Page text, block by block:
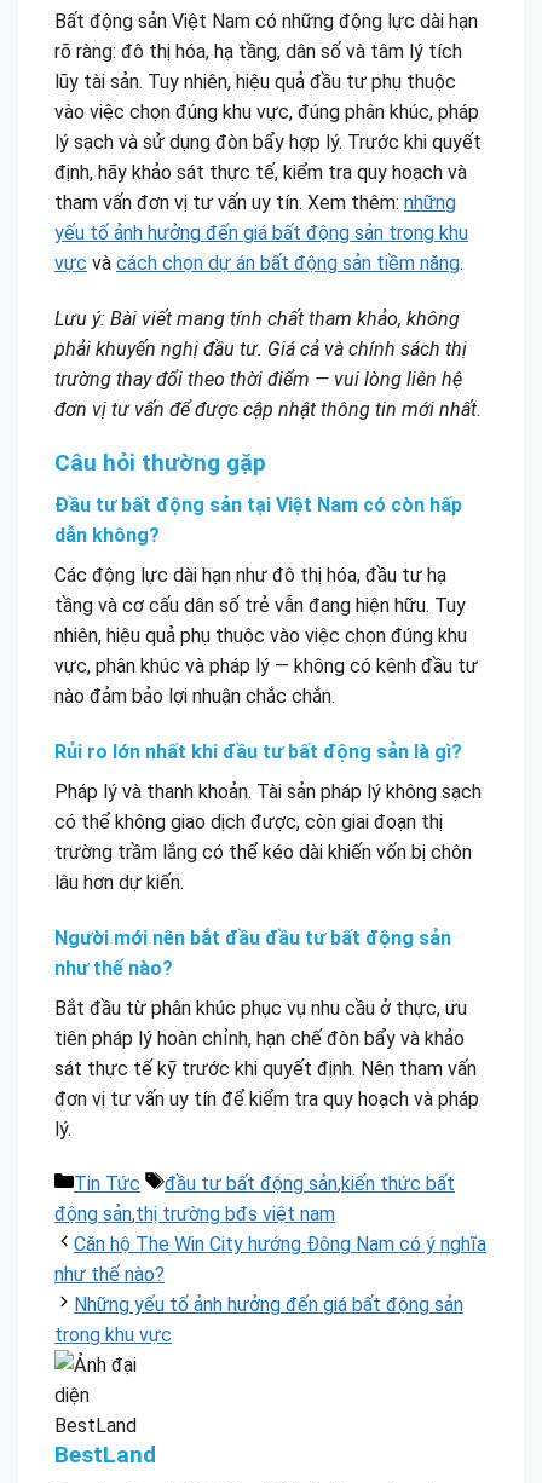
Bất động sản Việt Nam có những động lực dài hạn
rõ ràng: đô thị hóa, hạ tầng, dân số và tâm lý tích
lũy tài sản. Tuy nhiên, hiệu quả đầu tư phụ thuộc
vào việc chọn đúng khu vực, đúng phân khúc, pháp
lý sạch và sử dụng đòn bẩy hợp lý. Trước khi quyết
định, hãy khảo sát thực tế, kiểm tra quy hoạch và
tham vấn đơn vị tư vấn uy tín. Xem thêm: những
yếu tố ảnh hưởng đến giá bất động sản trong khu
vực và cách chọn dự án bất động sản tiềm năng.
Lưu ý: Bài viết mang tính chất tham khảo, không
phải khuyến nghị đầu tư. Giá cả và chính sách thị
trường thay đổi theo thời điểm — vui lòng liên hệ
đơn vị tư vấn để được cập nhật thông tin mới nhất.
Câu hỏi thường gặp
Đầu tư bất động sản tại Việt Nam có còn hấp
dẫn không?
Các động lực dài hạn như đô thị hóa, đầu tư hạ
tầng và cơ cấu dân số trẻ vẫn đang hiện hữu. Tuy
nhiên, hiệu quả phụ thuộc vào việc chọn đúng khu
vực, phân khúc và pháp lý — không có kênh đầu tư
nào đảm bảo lợi nhuận chắc chắn.
Rủi ro lớn nhất khi đầu tư bất động sản là gì?
Pháp lý và thanh khoản. Tài sản pháp lý không sạch
có thể không giao dịch được, còn giai đoạn thị
trường trầm lắng có thể kéo dài khiến vốn bị chôn
lâu hơn dự kiến.
Người mới nên bắt đầu đầu tư bất động sản
như thế nào?
Bắt đầu từ phân khúc phục vụ nhu cầu ở thực, ưu
tiên pháp lý hoàn chỉnh, hạn chế đòn bẩy và khảo
sát thực tế kỹ trước khi quyết định. Nên tham vấn
đơn vị tư vấn uy tín để kiểm tra quy hoạch và pháp
lý.
Danh
mục
Tin Tức Thẻ
đầu tư bất động sản,kiến thức bất
động sản,thị trường bđs việt nam
Căn hộ The Win City hướng Đông Nam có ý nghĩa
như thế nào?
Những yếu tố ảnh hưởng đến giá bất động sản
trong khu vực
BestLand